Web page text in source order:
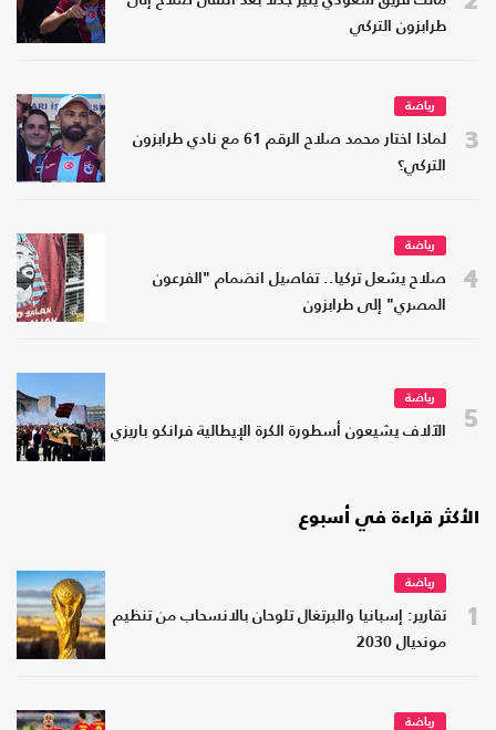
طرابزون التركي
3
رياضة
لماذا اختار محمد صلاح الرقم 61 مع نادي طرابزون
التركي؟
4
رياضة
صلاح يشعل تركيا.. تفاصيل انضمام "الفرعون
المصري" إلى طرابزون
5
رياضة
الآلاف يشيعون أسطورة الكرة الإيطالية فرانكو باريزي
الأكثر قراءة في أسبوع
1
رياضة
تقارير: إسبانيا والبرتغال تلوحان بالانسحاب من تنظيم
مونديال 2030
رياضة